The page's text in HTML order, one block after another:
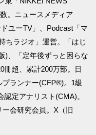
。ニュースメディア
ユーTV」、Podcast「マ
ちラジオ」運営。「はじ
)、「定年後ずっと困らな
冊超、累計200万部。日
ランナー(CFP®)。1級
定アナリスト(CMA)。
会研究会員。X（旧